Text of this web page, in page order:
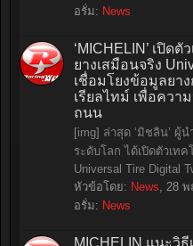
อรั่ม: News
‘MICHELIN’ เปิด
ยางเสมือนจริง
เชื่อมโยงข้อมูลยา
เรียลไทม์ เพื่อคว
ถนน
[img] ล่าสุด ‘มิชลิน’ ผู้
ระดับโลก ได้เปิดตัวเท
Universal Tire Digital
หัวข้อโดย: News, 28
อรั่ม: News
MICHELIN แนะวิ